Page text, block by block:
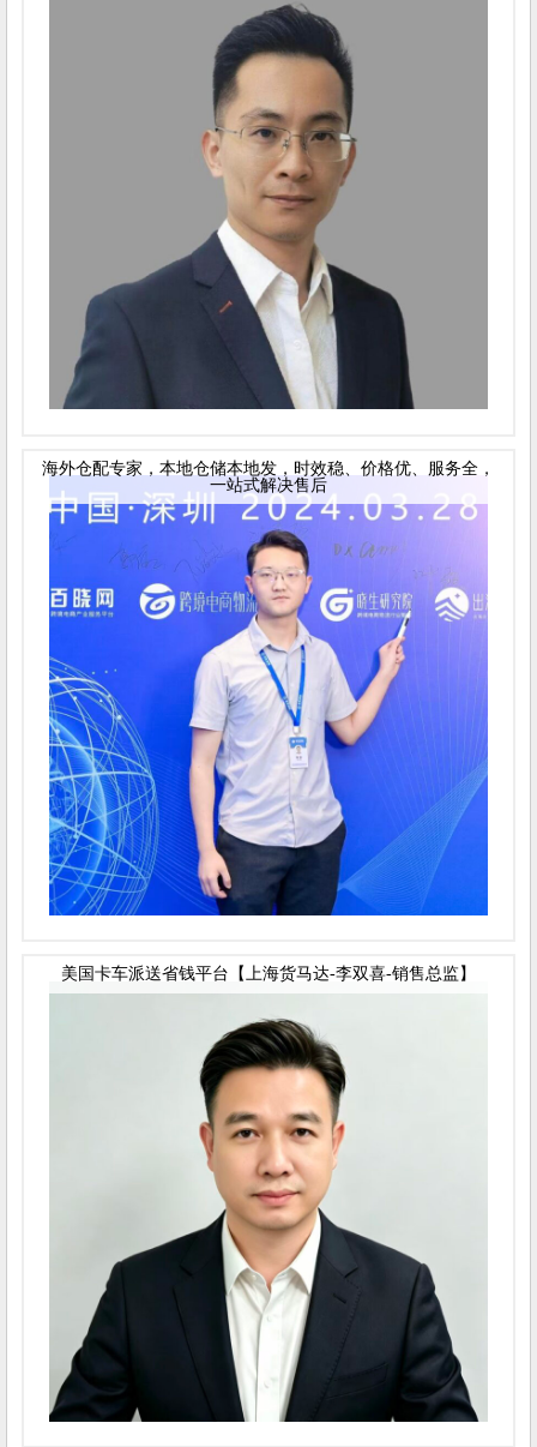
海外仓配专家，本地仓储本地发，时效稳、价格优、服务全，
一站式解决售后
美国卡车派送省钱平台【上海货马达-李双喜-销售总监】